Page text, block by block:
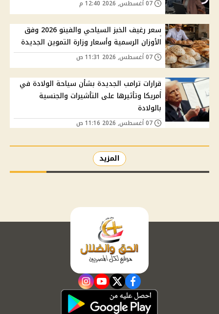
سعر رغيف الخبز السياحي والفينو 2026 وفق
الأوزان الرسمية وأسعار وزارة التموين الجديدة
قرارات ترامب الجديدة بشأن سياحة الولادة في
أمريكا وتأثيرها على التأشيرات والجنسية
بالولادة
المزيد
facebook
twitter
youtube
instagram